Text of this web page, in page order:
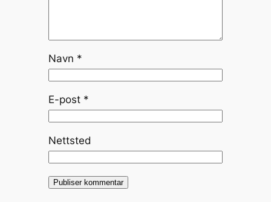
Navn *
E-post *
Nettsted